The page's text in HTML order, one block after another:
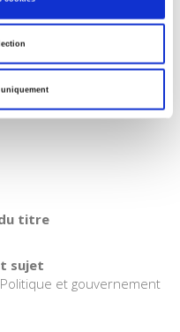
titre
sujet
et gouvernement